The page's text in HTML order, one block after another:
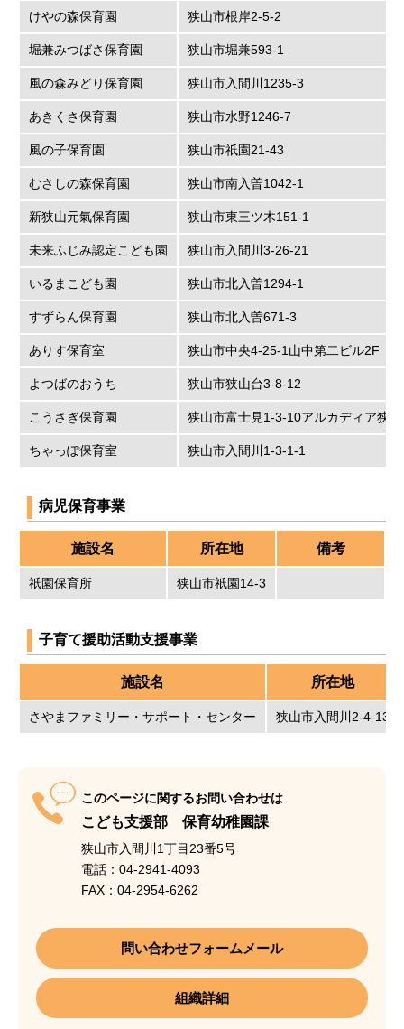
けやの森保育園 狭山市根岸2-5-2
堀兼みつばさ保育園 狭山市堀兼593-1
風の森みどり保育園 狭山市入間川1235-3
あきくさ保育園 狭山市水野1246-7
風の子保育園 狭山市祇園21-43
むさしの森保育園 狭山市南入曽1042-1
新狭山元氣保育園 狭山市東三ツ木151-1
未来ふじみ認定こども園 狭山市入間川3-26-21
いるまこども園 狭山市北入曽1294-1
すずらん保育園 狭山市北入曽671-3
ありす保育室 狭山市中央4-25-1山中第二ビル2F
よつばのおうち 狭山市狭山台3-8-12
こうさぎ保育園 狭山市富士見1-3-10アルカディア狭
ちゃっぽ保育室 狭山市入間川1-3-1-1
病児保育事業
施設名 所在地 備考
祇園保育所 狭山市祇園14-3
子育て援助活動支援事業
施設名 所在地
さやまファミリー・サポート・センター 狭山市入間川2-4-13
このページに関するお問い合わせは
こども支援部 保育幼稚園課
狭山市入間川1丁目23番5号
電話：04-2941-4093
FAX：04-2954-6262
問い合わせフォームメール
組織詳細